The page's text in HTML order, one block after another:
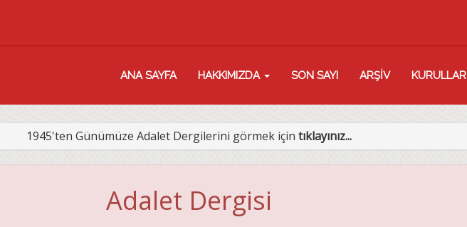
ANA SAYFA HAKKIMIZDA SON SAYI ARŞİV KURULLAR
1945'ten Günümüze Adalet Dergilerini görmek için tıklayınız...
Adalet Dergisi